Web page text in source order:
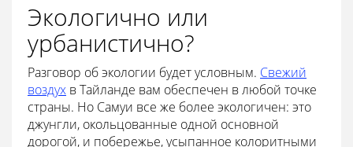
Экологично или
урбанистично?
Разговор об экологии будет условным. Свежий
воздух в Тайланде вам обеспечен в любой точке
страны. Но Самуи все же более экологичен: это
джунгли, окольцованные одной основной
дорогой, и побережье, усыпанное колоритными